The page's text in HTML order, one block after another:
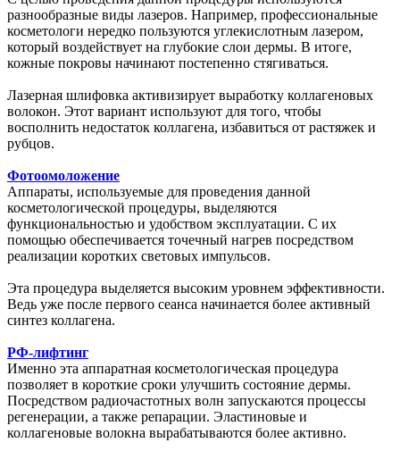
разнообразные виды лазеров. Например, профессиональные
косметологи нередко пользуются углекислотным лазером,
который воздействует на глубокие слои дермы. В итоге,
кожные покровы начинают постепенно стягиваться.
Лазерная шлифовка активизирует выработку коллагеновых
волокон. Этот вариант используют для того, чтобы
восполнить недостаток коллагена, избавиться от растяжек и
рубцов.
Фотоомоложение
Аппараты, используемые для проведения данной
косметологической процедуры, выделяются
функциональностью и удобством эксплуатации. С их
помощью обеспечивается точечный нагрев посредством
реализации коротких световых импульсов.
Эта процедура выделяется высоким уровнем эффективности.
Ведь уже после первого сеанса начинается более активный
синтез коллагена.
РФ-лифтинг
Именно эта аппаратная косметологическая процедура
позволяет в короткие сроки улучшить состояние дермы.
Посредством радиочастотных волн запускаются процессы
регенерации, а также репарации. Эластиновые и
коллагеновые волокна вырабатываются более активно.